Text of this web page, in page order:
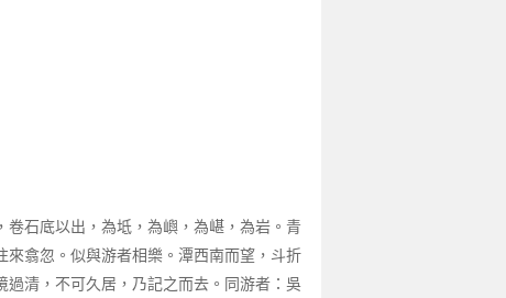
石底以出，為坻，為嶼，為嵁，為岩。青
翕忽。似與游者相樂。潭西南而望，斗折
清，不可久居，乃記之而去。同游者：吳